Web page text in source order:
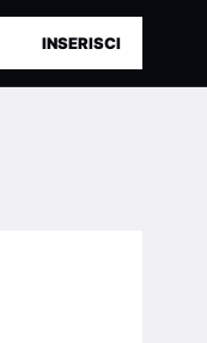
INSERISCI